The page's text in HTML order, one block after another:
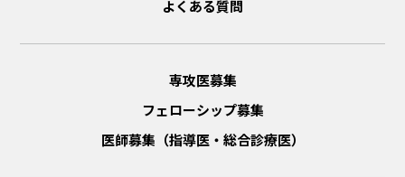
よくある質問
専攻医募集
フェローシップ募集
医師募集（指導医・総合診療医）